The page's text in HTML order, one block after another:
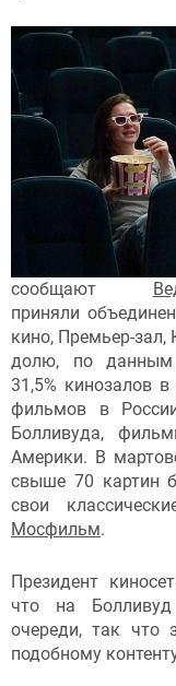
сообщают
приняли
кино, Премьер-зал,
долю, по данным
31,5% кинозалов
фильмов в
Болливуда,
Америки. В
свыше 70 картин
свои
Мосфильм.
Президент
что на Болливуд
очереди, так что
подобному